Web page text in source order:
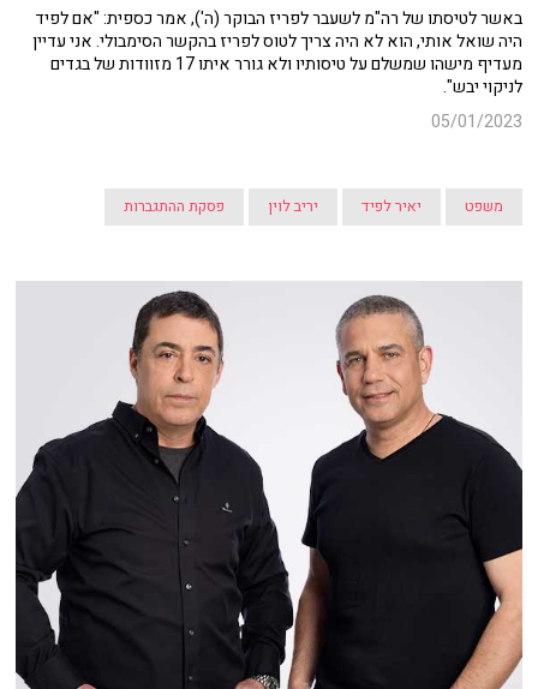
באשר לטיסתו של רה"מ לשעבר לפריז הבוקר (ה'), אמר כספית: "אם לפיד
היה שואל אותי, הוא לא היה צריך לטוס לפריז בהקשר הסימבולי. אני עדיין
מעדיף מישהו שמשלם על טיסותיו ולא גורר איתו 17 מזוודות של בגדים
לניקוי יבש".
05/01/2023
משפט יאיר לפיד יריב לוין פסקת ההתגברות